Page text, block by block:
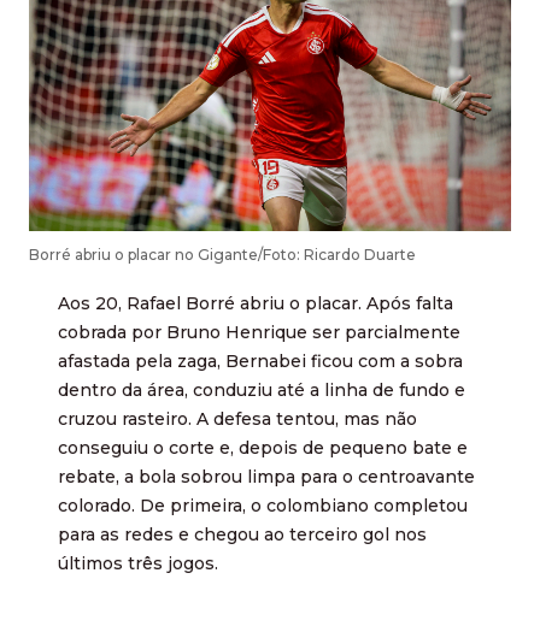
Borré abriu o placar no Gigante/Foto: Ricardo Duarte
Aos 20, Rafael Borré abriu o placar. Após falta
cobrada por Bruno Henrique ser parcialmente
afastada pela zaga, Bernabei ficou com a sobra
dentro da área, conduziu até a linha de fundo e
cruzou rasteiro. A defesa tentou, mas não
conseguiu o corte e, depois de pequeno bate e
rebate, a bola sobrou limpa para o centroavante
colorado. De primeira, o colombiano completou
para as redes e chegou ao terceiro gol nos
últimos três jogos.